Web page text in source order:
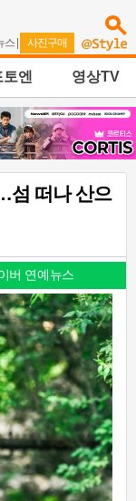
스 | 사진구매
토엔 영상TV
섬 떠나 산으
버 연예뉴스